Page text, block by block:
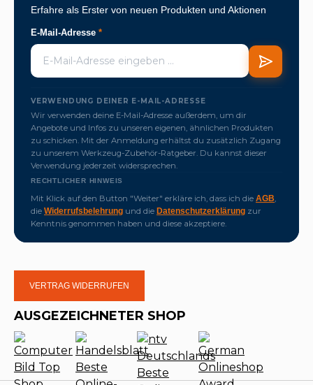
Erfahre als Erster von neuen Produkten und Aktionen
E-Mail-Adresse *
VERWENDUNG DEINER E-MAIL-ADRESSE
Wir verwenden deine E-Mail-Adresse außerdem, um dir
Angebote und Infos zu unseren eigenen, ähnlichen Produkten
zu schicken. Mit der Anmeldung erhältst du zusätzlich Zugang
zu unserem Werkzeug-Zubehör-Ratgeber. Du kannst dieser
Verwendung jederzeit widersprechen.
RECHTLICHER HINWEIS
Mit Klick auf den Button "Weiter" erkläre ich, dass ich die AGB,
die Widerrufsbelehrung und die Datenschutzerklärung zur
Kenntnis genommen haben und diese akzeptiere.
VERTRAG WIDERRUFEN
AUSGEZEICHNETER SHOP